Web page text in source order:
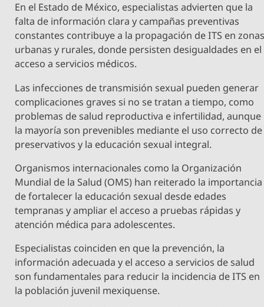
En el Estado de México, especialistas advierten que la
falta de información clara y campañas preventivas
constantes contribuye a la propagación de ITS en
urbanas y rurales, donde persisten desigualdades en el
acceso a servicios médicos.
Las infecciones de transmisión sexual pueden generar
complicaciones graves si no se tratan a tiempo, como
problemas de salud reproductiva e infertilidad, aunque
la mayoría son prevenibles mediante el uso correcto de
preservativos y la educación sexual integral.
Organismos internacionales como la Organización
Mundial de la Salud (OMS) han reiterado la importancia
de fortalecer la educación sexual desde edades
tempranas y ampliar el acceso a pruebas rápidas y
atención médica para adolescentes.
Especialistas coinciden en que la prevención, la
información adecuada y el acceso a servicios de salud
son fundamentales para reducir la incidencia de ITS en
la población juvenil mexiquense.